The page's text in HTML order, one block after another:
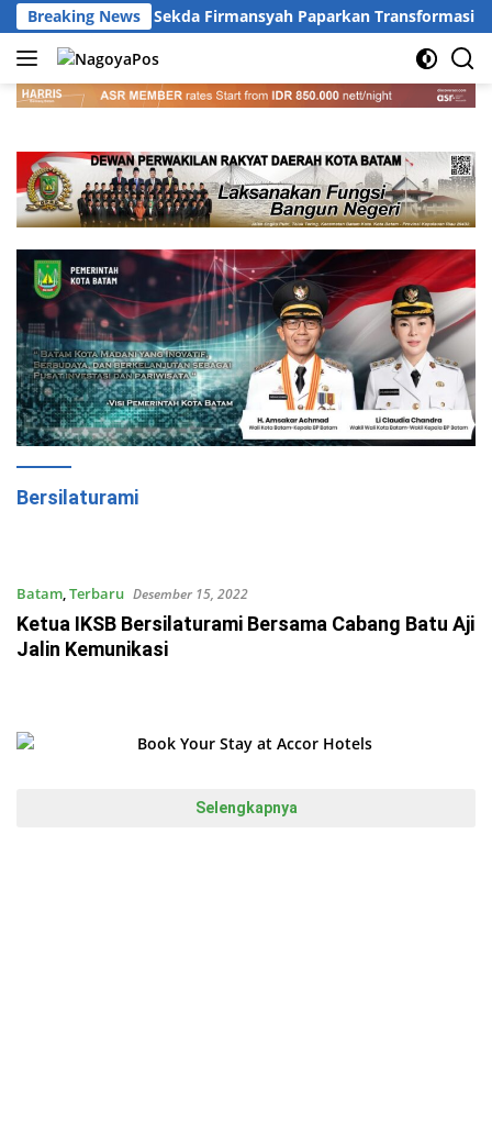
Langsung
ke
konten
Breaking News
Nasional, Sekda Firmansyah Paparkan Transformasi
Bersilaturami
Batam,Terbaru Desember 15, 2022
Ketua IKSB Bersilaturami Bersama Cabang Batu Aji
Jalin Kemunikasi
Selengkapnya